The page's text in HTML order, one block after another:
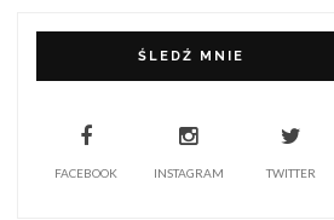
ŚLEDŹ MNIE
FACEBOOK INSTAGRAM TWITTER